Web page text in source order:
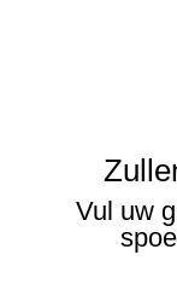
Vul uw